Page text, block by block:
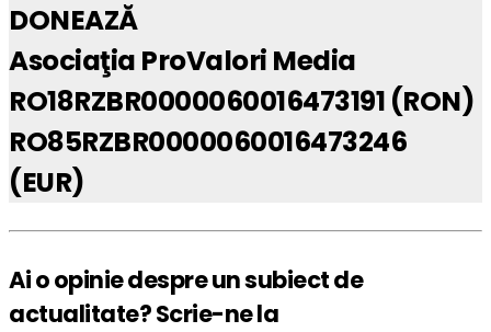
DONEAZĂ
Asociaţia ProValori Media
RO18RZBR0000060016473191 (RON)
RO85RZBR0000060016473246
(EUR)
Ai o opinie despre un subiect de
actualitate? Scrie-ne la